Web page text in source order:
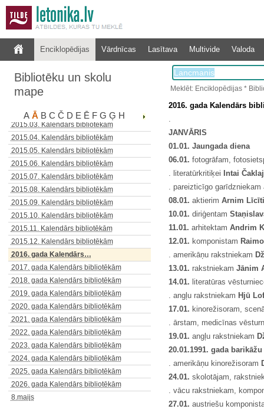
Enciklopēdijas Vārdnīcas Lasītava Multivide Valoda
Bibliotēku un skolu
mape
A Ā B C Č D E Ē F G Ģ H
2014.06. Kalendārs bibliotēkām
2014.07. Kalendārs bibliotēkām
2014.09. Kalendārs bibliotēkām
2014.10. Kalendārs bibliotēkām
2014.11. Kalendārs bibliotēkām
2015.01. Kalendārs bibliotēkām
2015.02. Kalendārs bibliotēkām
2015.03. Kalendārs bibliotēkām
2015.04. Kalendārs bibliotēkām
2015.05. Kalendārs bibliotēkām
2015.06. Kalendārs bibliotēkām
2015.07. Kalendārs bibliotēkām
2015.08. Kalendārs bibliotēkām
2015.09. Kalendārs bibliotēkām
2015.10. Kalendārs bibliotēkām
2015.11. Kalendārs bibliotēkām
2015.12. Kalendārs bibliotēkām
2016. gada Kalendārs…
2017. gada Kalendārs bibliotēkām
2018. gada Kalendārs bibliotēkām
2019. gada Kalendārs bibliotēkām
2020. gada Kalendārs bibliotēkām
2021. gada Kalendārs bibliotēkām
2022. gada Kalendārs bibliotēkām
2023. gada Kalendārs bibliotēkām
2024. gada Kalendārs bibliotēkām
2025. gada Kalendārs bibliotēkām
2026. gada Kalendārs bibliotēkām
8.maijs
Meklēt: Enciklopēdijas *
2016. gada Kalendārs
.
JANVĀRIS
01.01. Jaungada diena
06.01. fotogrāfam,
. literatūrkritiķei
Intai
. pareizticīgo garīdzniekam
08.01. aktierim Arnim
10.01. diriģentam
11.01. arhitektam Andrim
12.01. komponistam
. amerikāņu rakstniekam
13.01. rakstniekam Jānim
14.01. literatūras
. angļu rakstniekam Hjū
17.01. kinorežisoram,
. ārstam, medicīnas
19.01. angļu rakstniekam
20.01.1991. gada
. amerikāņu kinorežisoram
24.01. skolotājam,
. vācu rakstniekam,
27.01. austriešu